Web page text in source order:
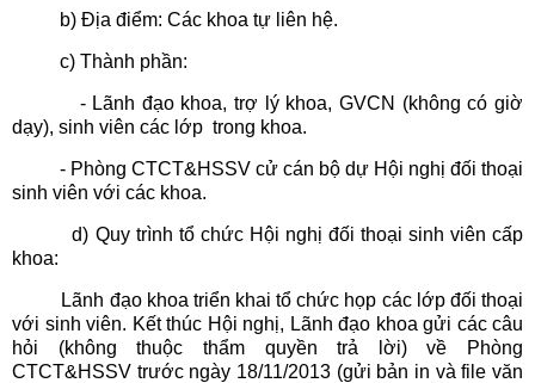
b) Địa điểm: Các khoa tự liên hệ.
c) Thành phần:
- Lãnh đạo khoa, trợ lý khoa, GVCN (không có giờ
dạy), sinh viên các lớp trong khoa.
- Phòng CTCT&HSSV cử cán bộ dự Hội nghị đối thoại
sinh viên với các khoa.
d) Quy trình tổ chức Hội nghị đối thoại sinh viên cấp
khoa:
Lãnh đạo khoa triển khai tổ chức họp các lớp đối thoại
với sinh viên. Kết thúc Hội nghị, Lãnh đạo khoa gửi các câu
hỏi (không thuộc thẩm quyền trả lời) về Phòng
CTCT&HSSV trước ngày 18/11/2013 (gửi bản in và file văn